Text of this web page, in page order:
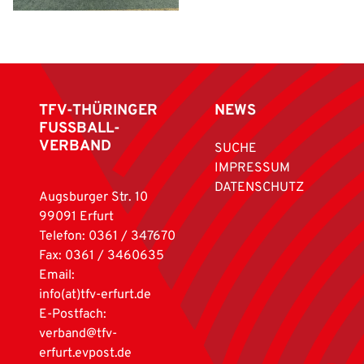
TFV-THÜRINGER
FUSSBALL-
VERBAND
Augsburger Str. 10
99091 Erfurt
Telefon: 0361 / 347670
Fax: 0361 / 3460635
Email:
info(at)tfv-erfurt.de
E-Postfach:
verband@tfv-
erfurt.evpost.de
NEWS
SUCHE
IMPRESSUM
DATENSCHUTZ